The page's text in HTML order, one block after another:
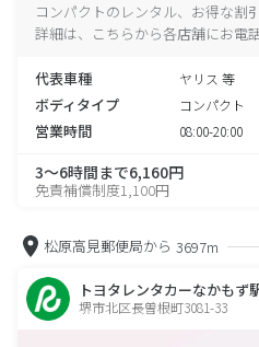
コンパクトのレンタル、お得な割
詳細は、こちらから各店舗にお電
代表車種 ヤリス 等
ボディタイプ コンパクト
営業時間 08:00-20:00
3～6時間まで6,160円
免責補償制度1,100円
松原高見郵便局から 3697m
トヨタレンタカーなかもず
堺市北区長曽根町3081-33